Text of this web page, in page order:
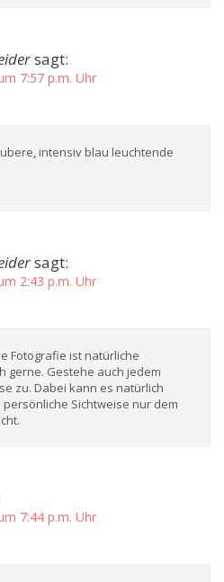
sagt:
7:57 p.m. Uhr
intensiv blau leuchtende
sagt:
2:43 p.m. Uhr
Fotografie ist natürliche
gerne. Gestehe auch jedem
zu. Dabei kann es natürlich
Sichtweise nur dem
7:44 p.m. Uhr